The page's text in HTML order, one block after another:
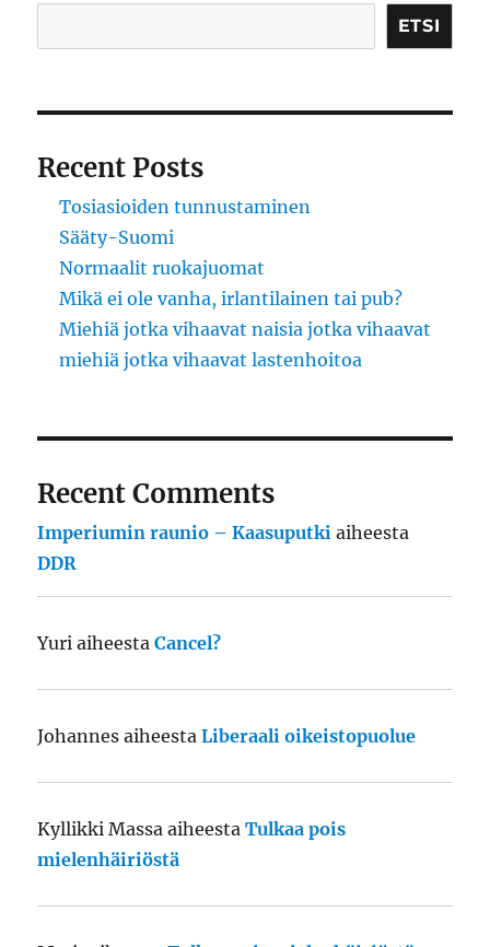
ETSI
Recent Posts
Tosiasioiden tunnustaminen
Sääty-Suomi
Normaalit ruokajuomat
Mikä ei ole vanha, irlantilainen tai pub?
Miehiä jotka vihaavat naisia jotka vihaavat
miehiä jotka vihaavat lastenhoitoa
Recent Comments
Imperiumin raunio – Kaasuputki aiheesta
DDR
Yuri aiheestaCancel?
Johannes aiheestaLiberaali oikeistopuolue
Kyllikki Massa aiheestaTulkaa pois
mielenhäiriöstä